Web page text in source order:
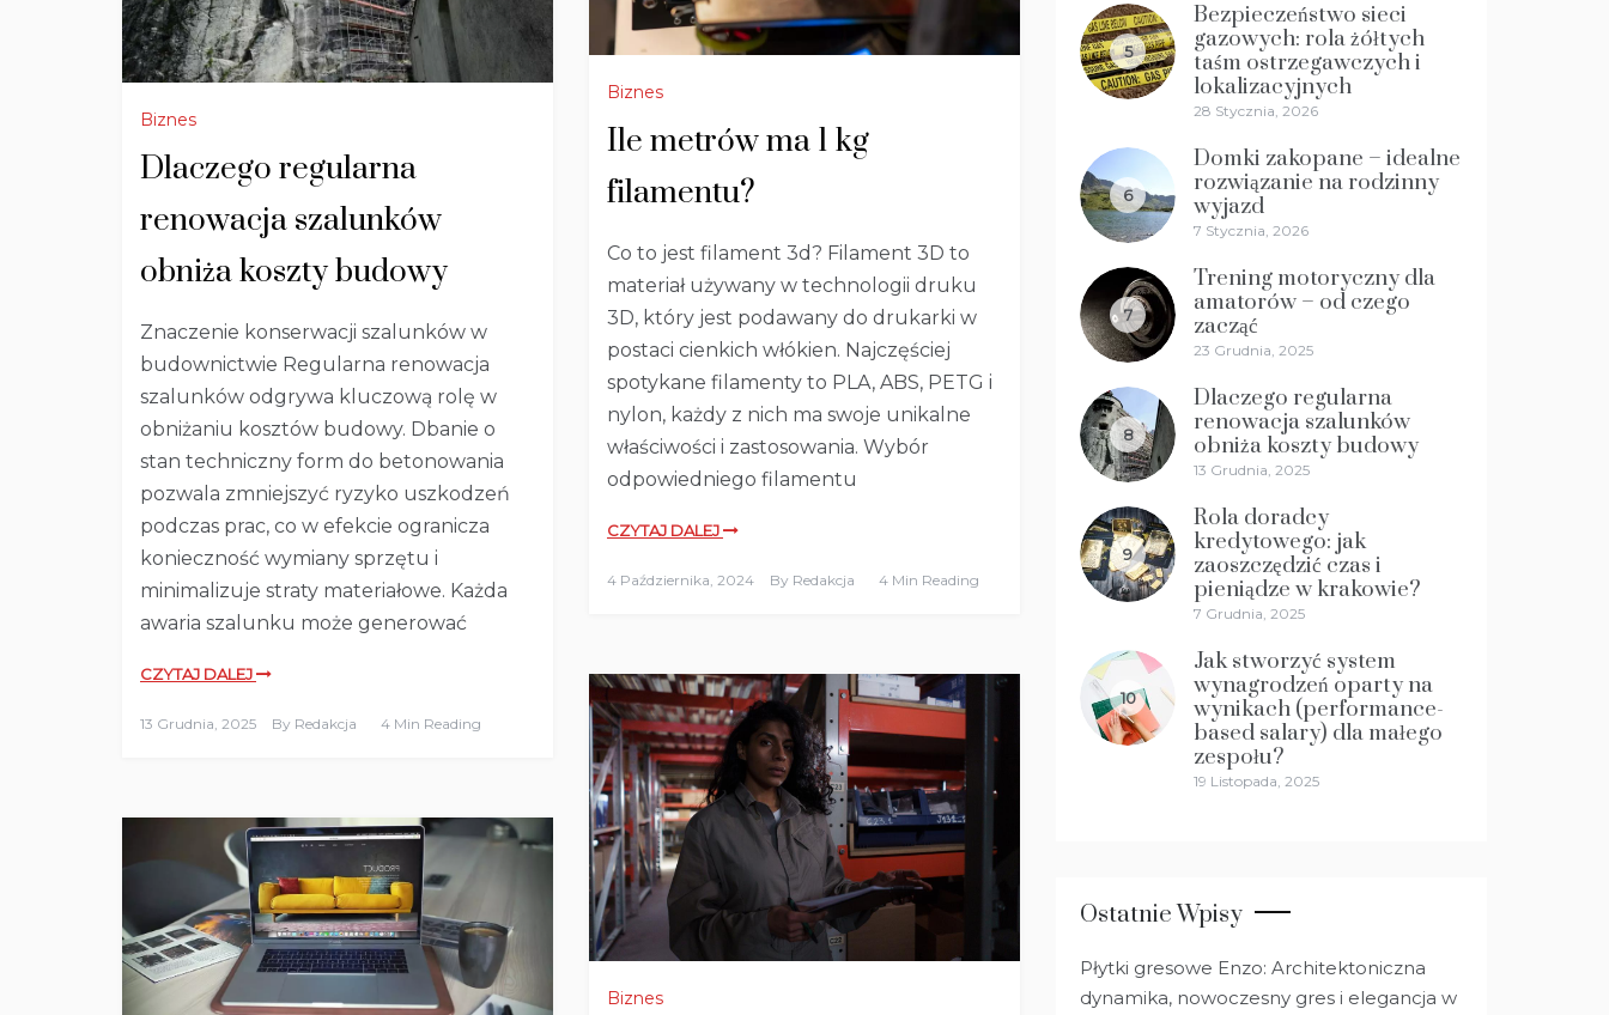
Biznes
Dlaczego regularna
renowacja szalunków
obniża koszty budowy
Znaczenie konserwacji szalunków w
budownictwie Regularna renowacja
szalunków odgrywa kluczową rolę w
obniżaniu kosztów budowy. Dbanie o
stan techniczny form do betonowania
pozwala zmniejszyć ryzyko uszkodzeń
podczas prac, co w efekcie ogranicza
konieczność wymiany sprzętu i
minimalizuje straty materiałowe. Każda
awaria szalunku może generować
CZYTAJ DALEJ
13 Grudnia, 2025 By Redakcja 4 Min Reading
Biznes
Ile metrów ma 1 kg
filamentu?
Co to jest filament 3d? Filament 3D to
materiał używany w technologii druku
3D, który jest podawany do drukarki w
postaci cienkich włókien. Najczęściej
spotykane filamenty to PLA, ABS, PETG i
nylon, każdy z nich ma swoje unikalne
właściwości i zastosowania. Wybór
odpowiedniego filamentu
CZYTAJ DALEJ
4 Października, 2024 By Redakcja 4 Min Reading
Biznes
5
Bezpieczeństwo sieci
gazowych: rola żółtych
taśm ostrzegawczych i
lokalizacyjnych
28 Stycznia, 2026
6
Domki zakopane – idealne
rozwiązanie na rodzinny
wyjazd
7 Stycznia, 2026
7
Trening motoryczny dla
amatorów – od czego
zacząć
23 Grudnia, 2025
8
Dlaczego regularna
renowacja szalunków
obniża koszty budowy
13 Grudnia, 2025
9
Rola doradcy
kredytowego: jak
zaoszczędzić czas i
pieniądze w krakowie?
7 Grudnia, 2025
10
Jak stworzyć system
wynagrodzeń oparty na
wynikach (performance-
based salary) dla małego
zespołu?
19 Listopada, 2025
Ostatnie Wpisy
Płytki gresowe Enzo: Architektoniczna
dynamika, nowoczesny gres i elegancja w